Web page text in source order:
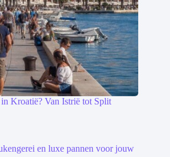
Kroatië? Van Istrië tot Split
en luxe pannen voor jouw